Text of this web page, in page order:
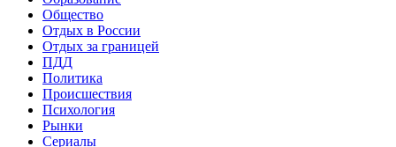
Общество
Отдых в России
Отдых за границей
ПДД
Политика
Происшествия
Психология
Рынки
Сериалы